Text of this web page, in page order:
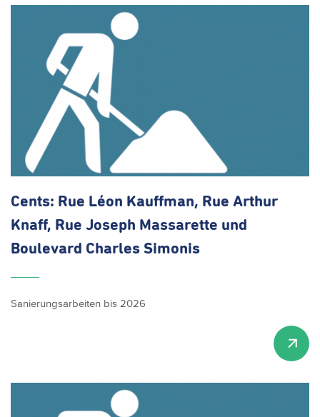
Cents: Rue Léon Kauffman, Rue Arthur
Knaff, Rue Joseph Massarette und
Boulevard Charles Simonis
Sanierungsarbeiten bis 2026